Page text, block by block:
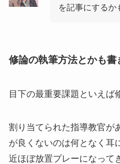
を記事にするか
修論の執筆方法とかも書
目下の最重要課題といえば
割り当てられた指導教官が
が良くないのは何となく耳
近ほぼ放置プレーになって